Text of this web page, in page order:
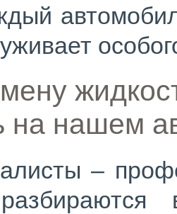
на нашем
–